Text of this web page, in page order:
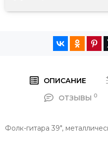
ОПИСАНИЕ
ОТЗЫВЫ 0
Фолк-гитара 39",